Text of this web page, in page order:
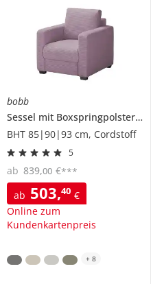
bobb
Sessel mit Boxspringpolsterung
BHT 85|90|93 cm, Cordstoff
5
ab 503,40 €
Online zum
Kundenkartenpreis
ab 839,00 €***
+ 8